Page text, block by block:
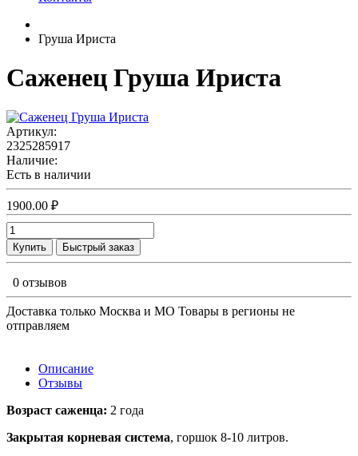
Груша Ириста
Саженец Груша Ириста
Артикул:
2325285917
Наличие:
Есть в наличии
1900.00 ₽
Купить Быстрый заказ
0 отзывов
Доставка только Москва и МО Товары в регионы не
отправляем
Описание
Отзывы
Возраст саженца: 2 года
Закрытая корневая система, горшок 8-10 литров.